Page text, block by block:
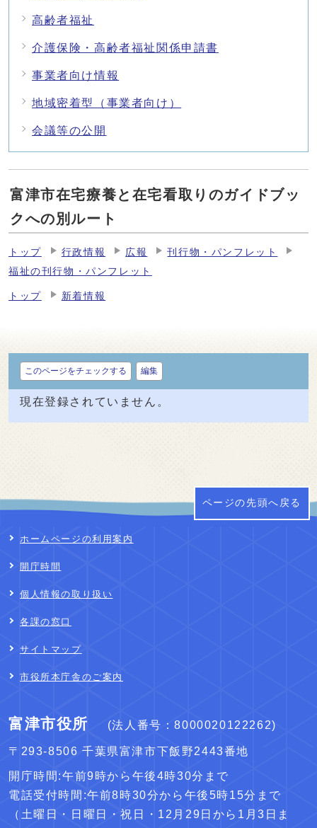
高齢者福祉
介護保険・高齢者福祉関係申請書
事業者向け情報
地域密着型（事業者向け）
会議等の公開
富津市在宅療養と在宅看取りのガイドブッ
クへの別ルート
トップ 行政情報 広報
刊行物・パンフレット
福祉の刊行物・パンフレット
トップ 新着情報
このページをチェックする 編集
現在登録されていません。
ページの先頭へ戻る
ホームページの利用案内
開庁時間
個人情報の取り扱い
各課の窓口
サイトマップ
市役所本庁舎のご案内
富津市役所 (法人番号：8000020122262)
〒293-8506 千葉県富津市下飯野2443番地
開庁時間:午前9時から午後4時30分まで
電話受付時間:午前8時30分から午後5時15分まで
（土曜日・日曜日・祝日・12月29日から1月3日ま